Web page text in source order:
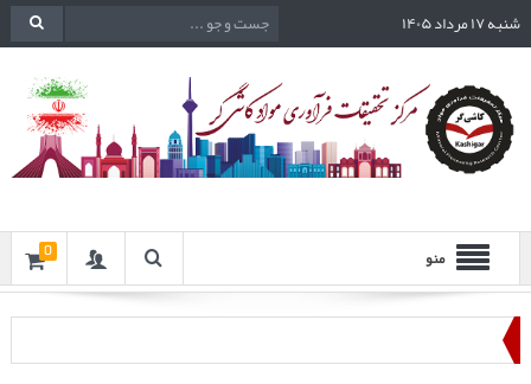
شنبه ۱۷ مرداد ۱۴۰۵
منو 0